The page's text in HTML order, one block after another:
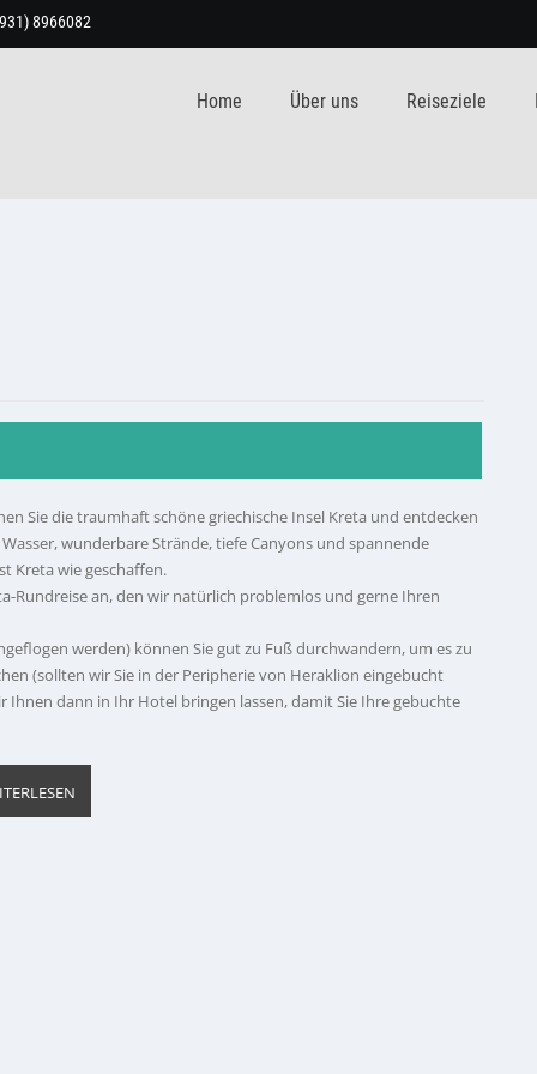
8966082
Home Über uns Reiseziele
Sie die traumhaft schöne griechische Insel Kreta und entdecken
wunderbare Strände, tiefe Canyons und spannende
Kreta wie geschaffen.
Rundreise an, den wir natürlich problemlos und gerne Ihren
werden) können Sie gut zu Fuß durchwandern, um es zu
(sollten wir Sie in der Peripherie von Heraklion eingebucht
dann in Ihr Hotel bringen lassen, damit Sie Ihre gebuchte